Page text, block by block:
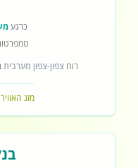
כרגע
רוח צפון-צפון מערבית
מזג